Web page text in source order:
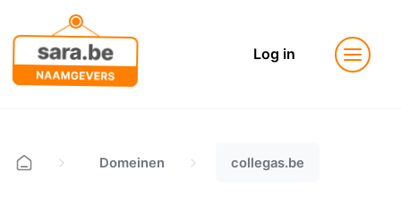
Log in
Domeinen collegas.be